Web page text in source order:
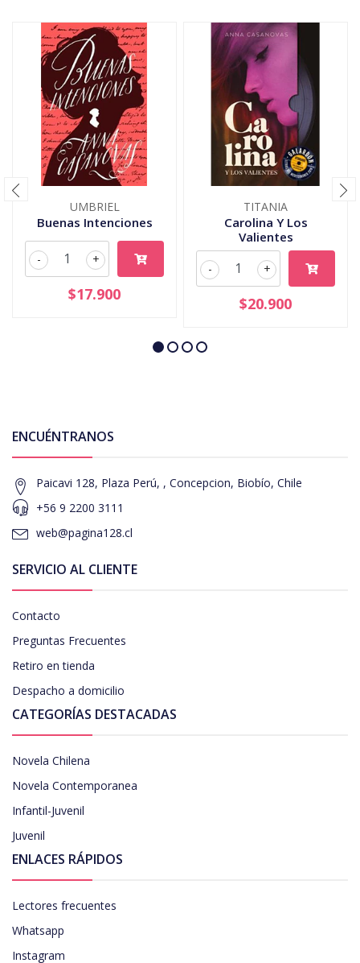
UMBRIEL
Buenas Intenciones
+
-
$17.900
TITANIA
Carolina Y Los
Valientes
+
-
$20.900
ENCUÉNTRANOS
Paicavi 128, Plaza Perú, , Concepcion, Biobío, Chile
+56 9 2200 3111
web@pagina128.cl
SERVICIO AL CLIENTE
Contacto
Preguntas Frecuentes
Retiro en tienda
Despacho a domicilio
CATEGORÍAS DESTACADAS
Novela Chilena
Novela Contemporanea
Infantil-Juvenil
Juvenil
ENLACES RÁPIDOS
Lectores frecuentes
Whatsapp
Instagram